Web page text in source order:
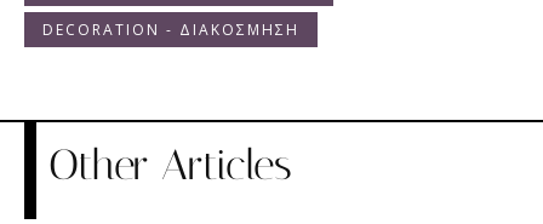
DECORATION - ΔΙΑΚΟΣΜΗΣΗ
Other Articles